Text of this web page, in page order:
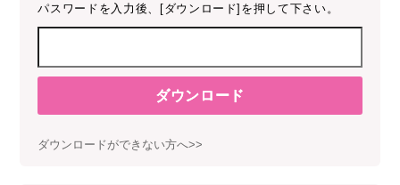
パスワードを入力後、[ダウンロード]を押して下さい。
ダウンロード
ダウンロードができない方へ>>